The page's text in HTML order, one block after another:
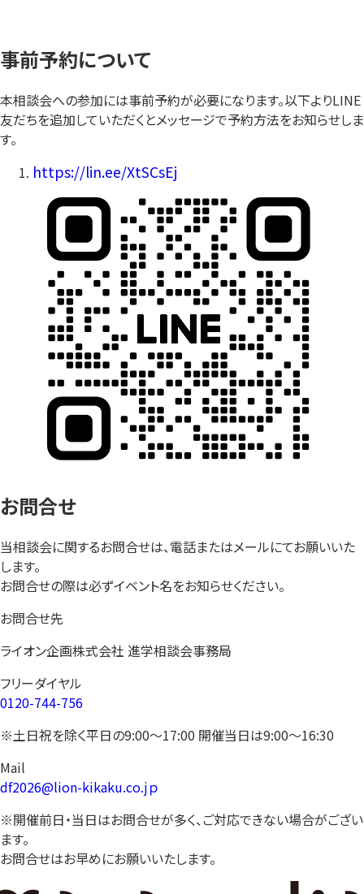
事前予約について
本相談会への参加には事前予約が必要になります。以下よりLINE
友だちを追加していただくとメッセージで予約方法をお知らせしま
す。
https://lin.ee/XtSCsEj
お問合せ
当相談会に関するお問合せは、電話またはメールにてお願いいた
します。
お問合せの際は必ずイベント名をお知らせください。
お問合せ先
ライオン企画株式会社 進学相談会事務局
フリーダイヤル
0120-744-756
※土日祝を除く平日の9:00〜17:00 開催当日は9:00〜16:30
Mail
df2026@lion-kikaku.co.jｐ
※開催前日・当日はお問合せが多く、ご対応できない場合がござい
ます。
お問合せはお早めにお願いいたします。